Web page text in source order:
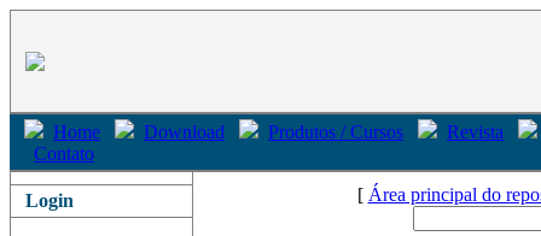
Home Download Produtos / Cursos
Revista
Contato
Login [ Área principal do